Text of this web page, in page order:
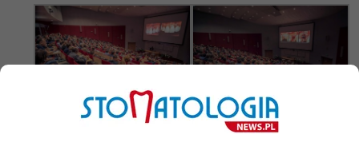
3. Sympozjum
Środkowoeuropejskiej
3. Sympozjum
Środkowoeuropejskiej